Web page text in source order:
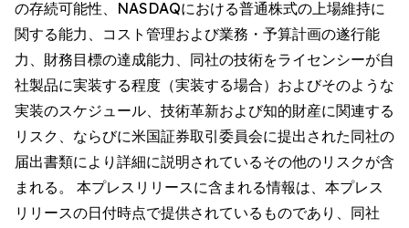
の存続可能性、NASDAQにおける普通株式の上場維持に
関する能力、コスト管理および業務・予算計画の遂行能
力、財務目標の達成能力、同社の技術をライセンシーが自
社製品に実装する程度（実装する場合）およびそのような
実装のスケジュール、技術革新および知的財産に関連する
リスク、ならびに米国証券取引委員会に提出された同社の
届出書類により詳細に説明されているその他のリスクが含
まれる。 本プレスリリースに含まれる情報は、本プレス
リリースの日付時点で提供されているものであり、同社